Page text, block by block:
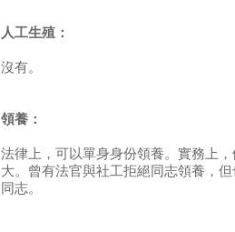
人工生殖：
沒有。
領養：
法律上，可以單身身份領養。實務上
大。曾有法官與社工拒絕同志領養，
同志。